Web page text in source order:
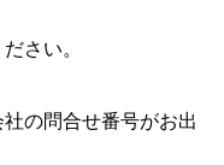
さい。
の問合せ番号がお出